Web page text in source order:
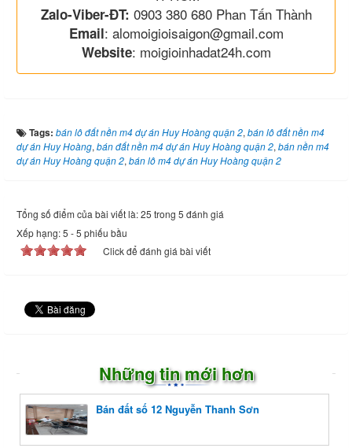
Zalo-Viber-ĐT: 0903 380 680 Phan Tấn Thành
Email: alomoigioisaigon@gmail.com
Website: moigioinhadat24h.com
Tags: bán lô đất nền m4 dự án Huy Hoàng quận 2, bán lô đất nền m4
dự án Huy Hoàng, bán đất nền m4 dự án Huy Hoàng quận 2, bán nền m4
dự án Huy Hoàng quận 2, bán lô m4 dự án Huy Hoàng quận 2
Tổng số điểm của bài viết là: 25 trong 5 đánh giá
Xếp hạng:5 -5 phiếu bầu
Click để đánh giá bài viết
Những tin mới hơn
Bán đất số 12 Nguyễn Thanh Sơn